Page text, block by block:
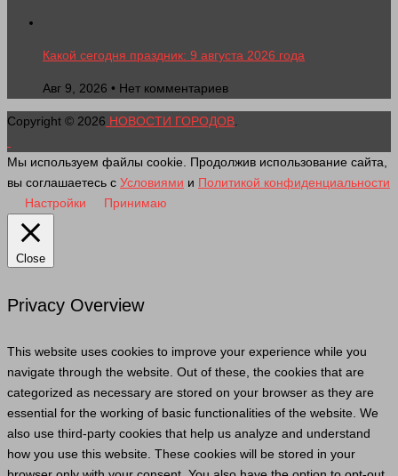
Какой сегодня праздник: 9 августа 2026 года
Авг 9, 2026 • Нет комментариев
Copyright © 2026 НОВОСТИ ГОРОДОВ
Мы используем файлы cookie. Продолжив использование сайта,
вы соглашаетесь с Условиями и Политикой конфиденциальности
Настройки
Принимаю
Close
Privacy Overview
This website uses cookies to improve your experience while you
navigate through the website. Out of these, the cookies that are
categorized as necessary are stored on your browser as they are
essential for the working of basic functionalities of the website. We
also use third-party cookies that help us analyze and understand
how you use this website. These cookies will be stored in your